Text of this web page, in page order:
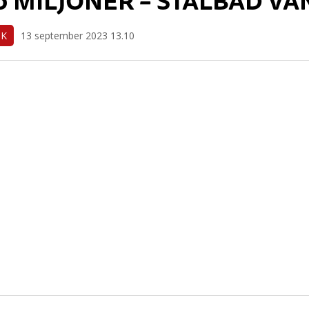
13 september 2023 13.10